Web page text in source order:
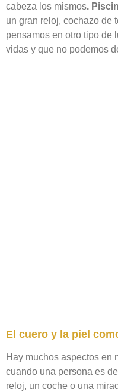
cabeza los mismos.
un gran reloj, cochazo de
pensamos en otro tipo de
vidas y que no podemos
El cuero y la piel
Hay muchos aspectos en
cuando una persona es
reloj, un coche o una